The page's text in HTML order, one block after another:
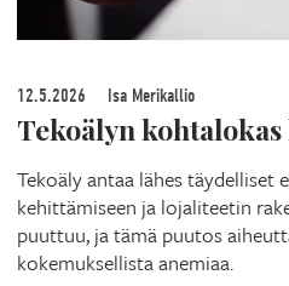
12.5.2026 Isa Merikallio
Tekoälyn
Tekoäly antaa lähes täydelliset
kehittämiseen ja lojaliteetin
puuttuu, ja tämä puutos
kokemuksellista anemiaa.